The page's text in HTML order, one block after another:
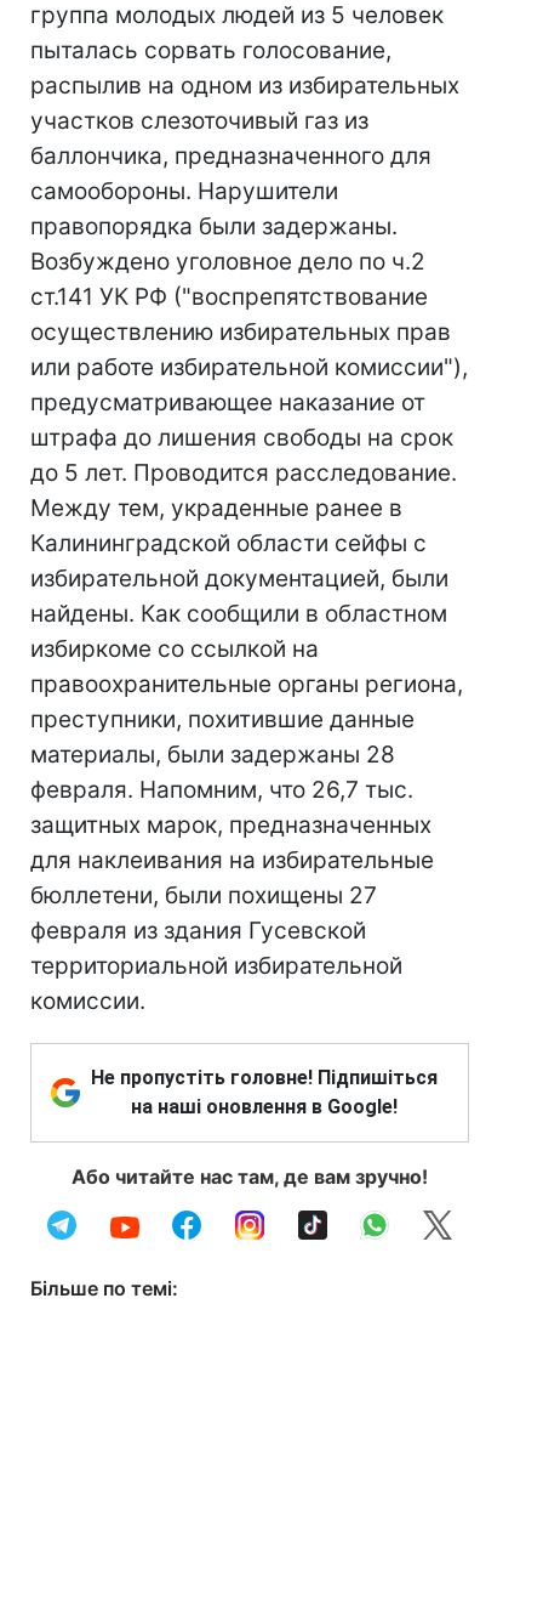
группа молодых людей из 5 человек
пыталась сорвать голосование,
распылив на одном из избирательных
участков слезоточивый газ из
баллончика, предназначенного для
самообороны. Нарушители
правопорядка были задержаны.
Возбуждено уголовное дело по ч.2
ст.141 УК РФ ("воспрепятствование
осуществлению избирательных прав
или работе избирательной комиссии"),
предусматривающее наказание от
штрафа до лишения свободы на срок
до 5 лет. Проводится расследование.
Между тем, украденные ранее в
Калининградской области сейфы с
избирательной документацией, были
найдены. Как сообщили в областном
избиркоме со ссылкой на
правоохранительные органы региона,
преступники, похитившие данные
материалы, были задержаны 28
февраля. Напомним, что 26,7 тыс.
защитных марок, предназначенных
для наклеивания на избирательные
бюллетени, были похищены 27
февраля из здания Гусевской
территориальной избирательной
комиссии.
Не пропустіть головне! Підпишіться
на наші оновлення в Google!
Або читайте нас там, де вам зручно!
Більше по темі: